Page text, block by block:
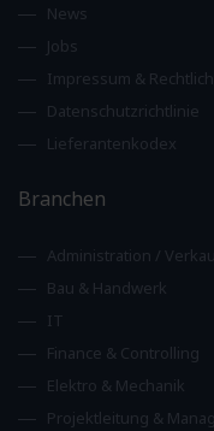
News
Jobs
Impressum &
Datenschutzrichtlinie
Lieferantenkodex
Branchen
Administration /
Bau & Handwerk
IT
Finance & Controlling
Elektro & Mechanik
Projektleitung &